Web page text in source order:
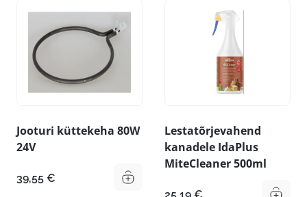
Jooturi küttekeha 80W
24V
39,55 €
Lestatõrjevahend
kanadele IdaPlus
MiteCleaner 500ml
25,19 €